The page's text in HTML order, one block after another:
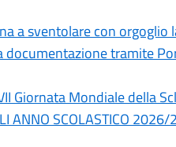
a sventolare con orgoglio
tramite
Giornata Mondiale della
ANNO SCOLASTICO